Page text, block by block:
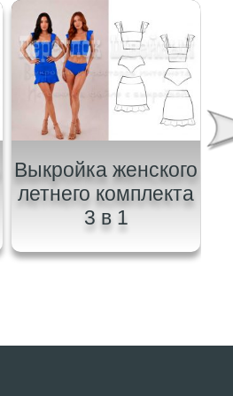
Выкройка женского
летнего комплекта
3 в 1